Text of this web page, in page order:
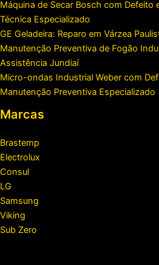
Máquina de Secar Bosch com Defeito
Técnica Especializado
GE Geladeira: Reparo em Várzea
Manutenção Preventiva de Fogão
Assistência Jundiaí
Micro-ondas Industrial Weber com
Manutenção Preventiva Especializado
Marcas
Brastemp
Electrolux
Consul
LG
Samsung
Viking
Sub Zero